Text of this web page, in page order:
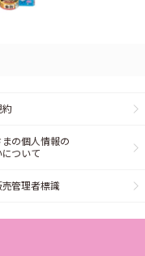
約
まの個人情報の
ついて
管理者標識